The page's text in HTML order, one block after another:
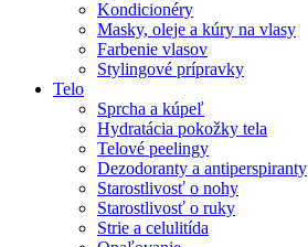
Kondicionéry
Masky, oleje a kúry na vlasy
Farbenie vlasov
Stylingové prípravky
Telo
Sprcha a kúpeľ
Hydratácia pokožky tela
Telové peelingy
Dezodoranty a antiperspiranty
Starostlivosť o nohy
Starostlivosť o ruky
Strie a celulitída